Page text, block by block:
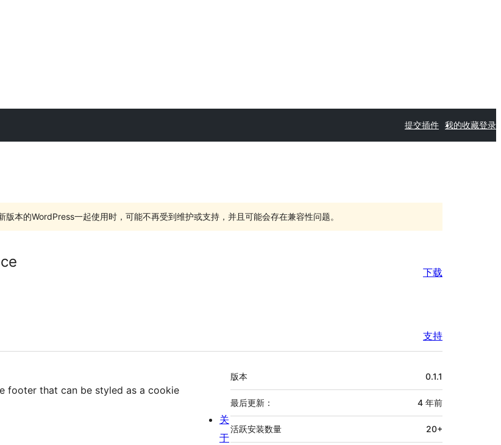
提交插件 我的收藏登录
版本的WordPress一起使用时，可能不再受到维护或支持，并且可能会存在兼容性问题。
下载
支持
footer that can be styled as a cookie
额
外
信
息
版本 0.1.1
最后更新： 4 年前
活跃安装数量 20+
关
于